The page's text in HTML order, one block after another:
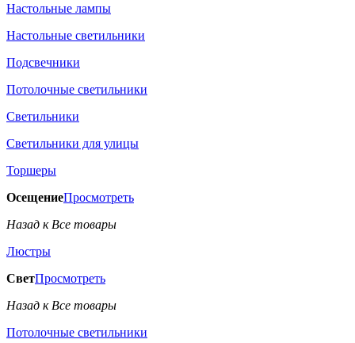
Настольные лампы
Настольные светильники
Подсвечники
Потолочные светильники
Светильники
Светильники для улицы
Торшеры
ОсещениеПросмотреть
Назад к Все товары
Люстры
СветПросмотреть
Назад к Все товары
Потолочные светильники